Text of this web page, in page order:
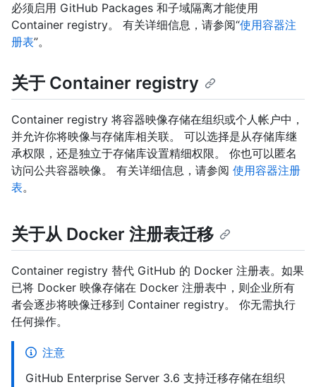
必须启用 GitHub Packages 和子域隔离才能使用
Container registry。 有关详细信息，请参阅“使用容器注
册表”。
关于 Container registry
Container registry 将容器映像存储在组织或个人帐户中，
并允许你将映像与存储库相关联。 可以选择是从存储库继
承权限，还是独立于存储库设置精细权限。 你也可以匿名
访问公共容器映像。 有关详细信息，请参阅 使用容器注册
表。
关于从 Docker 注册表迁移
Container registry 替代 GitHub 的 Docker 注册表。如果
已将 Docker 映像存储在 Docker 注册表中，则企业所有
者会逐步将映像迁移到 Container registry。 你无需执行
任何操作。
注意
GitHub Enterprise Server 3.6 支持迁移存储在组织